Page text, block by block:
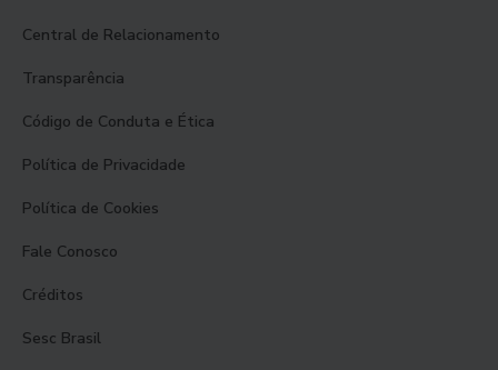
Central de Relacionamento
Transparência
Código de Conduta e Ética
Política de Privacidade
Política de Cookies
Fale Conosco
Créditos
Sesc Brasil